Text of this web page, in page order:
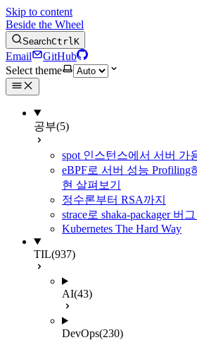
Skip to content
Beside the Wheel
SearchCtrlK
Email
GitHub
Select theme
공부(5)
spot 인스턴스에서 서버 가
eBPF로 서버 성능 Profiling
현 살펴보기
정수론부터 RSA까지
strace로 shaka-packager 버
Kubernetes The Hard Way
TIL(937)
AI(43)
DevOps(230)